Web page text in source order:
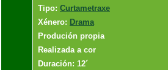
Tipo: Curtametraxe
Xénero: Drama
Produción propia
Realizada a cor
Duración: 12´